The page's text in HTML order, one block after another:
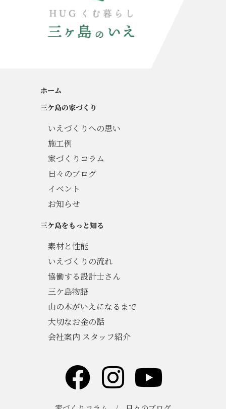
ホーム
三ケ島の家づくり
いえづくりへの思い
施工例
家づくりコラム
日々のブログ
イベント
お知らせ
三ケ島をもっと知る
素材と性能
いえづくりの流れ
協働する設計士さん
三ケ島物語
山の木がいえになるまで
大切なお金の話
会社案内 スタッフ紹介